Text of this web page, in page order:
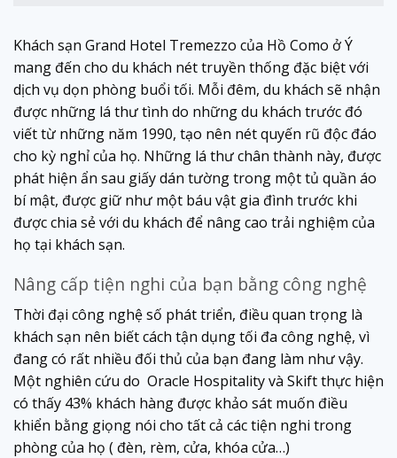
Khách sạn Grand Hotel Tremezzo của Hồ Como ở Ý
mang đến cho du khách nét truyền thống đặc biệt với
dịch vụ dọn phòng buổi tối. Mỗi đêm, du khách sẽ nhận
được những lá thư tình do những du khách trước đó
viết từ những năm 1990, tạo nên nét quyến rũ độc đáo
cho kỳ nghỉ của họ. Những lá thư chân thành này, được
phát hiện ẩn sau giấy dán tường trong một tủ quần áo
bí mật, được giữ như một báu vật gia đình trước khi
được chia sẻ với du khách để nâng cao trải nghiệm của
họ tại khách sạn.
Nâng cấp tiện nghi của bạn bằng công nghệ
Thời đại công nghệ số phát triển, điều quan trọng là
khách sạn nên biết cách tận dụng tối đa công nghệ, vì
đang có rất nhiều đối thủ của bạn đang làm như vậy.
Một nghiên cứu do Oracle Hospitality và Skift thực hiện
có thấy 43% khách hàng được khảo sát muốn điều
khiển bằng giọng nói cho tất cả các tiện nghi trong
phòng của họ ( đèn, rèm, cửa, khóa cửa…)